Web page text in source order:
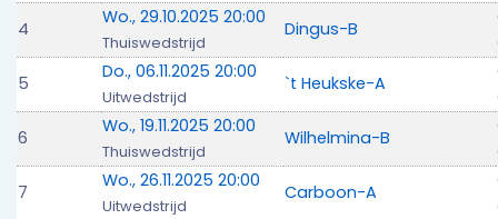
4
Wo., 29.10.2025 20:00
Thuiswedstrijd
Dingus-B
5
Do., 06.11.2025 20:00
Uitwedstrijd
`t Heukske-A
6
Wo., 19.11.2025 20:00
Thuiswedstrijd
Wilhelmina-B
7
Wo., 26.11.2025 20:00
Uitwedstrijd
Carboon-A